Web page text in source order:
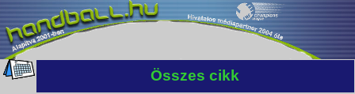
Összes cikk